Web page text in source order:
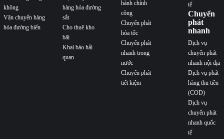
không
Vận chuyển hàng
hóa đường biển
hàng hóa đường
sắt
Cho thuê kho
bãi
Khai báo hải
quan
hành chính
công
Chuyển phát
hỏa tốc
Chuyển phát
nhanh trong
nước
Chuyển phát
tiết kiệm
tế
Chuyển
phát
nhanh
Dịch vụ
chuyển phát
nhanh nội địa
Dịch vụ phát
hàng thu tiền
(COD)
Dịch vụ
chuyển phát
nhanh quốc
tế